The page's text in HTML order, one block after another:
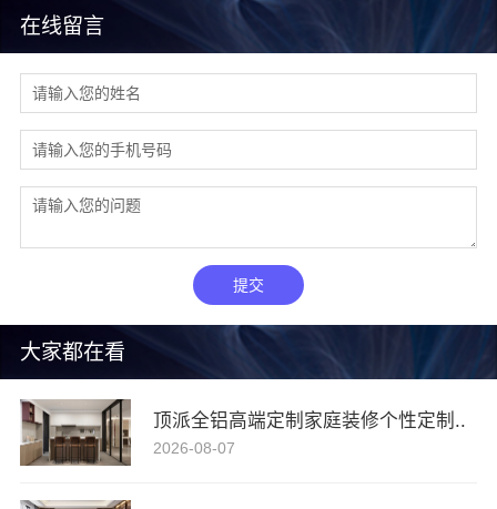
大家都在看
顶派全铝高端定制家庭装修个性定制..
2026-08-07
在线留言
提交